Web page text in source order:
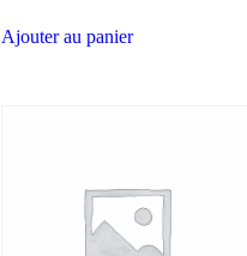
Ajouter au panier